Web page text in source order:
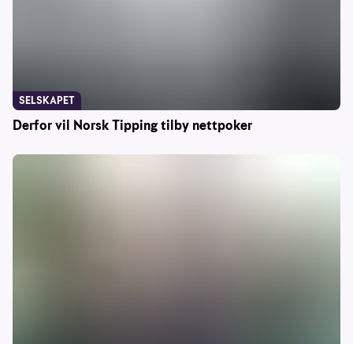
Derfor vil Norsk Tipping tilby nettpoker
SELSKAPET